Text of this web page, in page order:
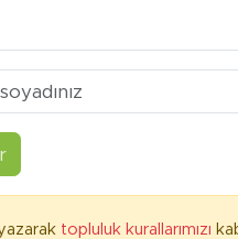
topluluk kurallarımızı